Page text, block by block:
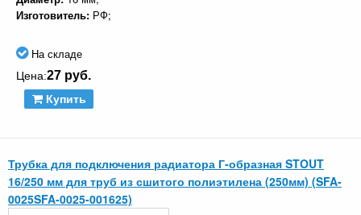
Изготовитель: РФ;
На складе
Цена:27 руб.
Купить
Трубка для подключения радиатора Г-образная STOUT
16/250 мм для труб из сшитого полиэтилена (250мм) (SFA-
0025SFA-0025-001625)